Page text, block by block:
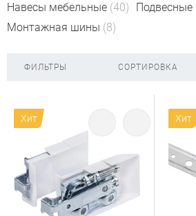
Навесы мебельные (40) Подвесные
Монтажная шины (8)
ФИЛЬТРЫ СОРТИРОВКА
Хит Хит